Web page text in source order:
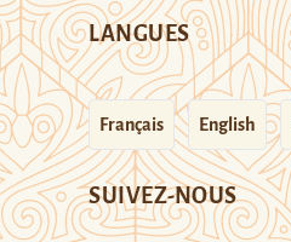
LANGUES
Français English
SUIVEZ-NOUS